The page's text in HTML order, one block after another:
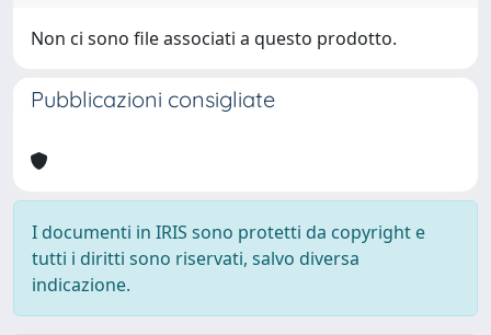
Non ci sono file associati a questo prodotto.
Pubblicazioni consigliate
I documenti in IRIS sono protetti da copyright e
tutti i diritti sono riservati, salvo diversa
indicazione.